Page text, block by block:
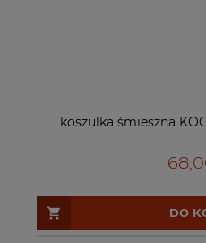
koszulka śmieszna
DO